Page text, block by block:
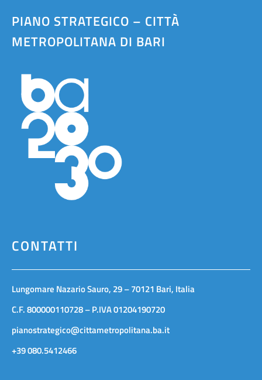
PIANO STRATEGICO – CITTÀ
METROPOLITANA DI BARI
CONTATTI
Lungomare Nazario Sauro, 29 – 70121 Bari, Italia
C.F. 800000110728 – P.IVA 01204190720
pianostrategico@cittametropolitana.ba.it
+39 080.5412466